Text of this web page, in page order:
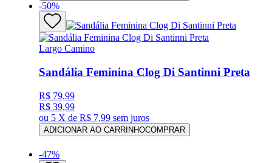
-50%
Largo Camino
Sandália Feminina Clog Di Santinni Preta
R$ 79,99
R$ 39,99
ou 5 X de R$ 7,99 sem juros
ADICIONAR AO CARRINHOCOMPRAR
-47%